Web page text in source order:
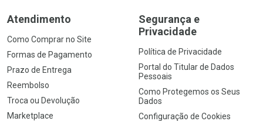
Atendimento
Como Comprar no Site
Formas de Pagamento
Prazo de Entrega
Reembolso
Troca ou Devolução
Marketplace
Segurança e
Privacidade
Política de Privacidade
Portal do Titular de Dados
Pessoais
Como Protegemos os Seus
Dados
Configuração de Cookies